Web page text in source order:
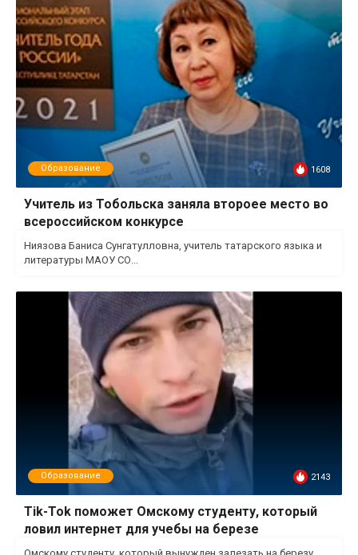
Образование 1608
Учитель из Тобольска заняла второее место во
всероссийском конкурсе
Ниязова Баниса Сунгатулловна, учитель татарского языка и
литературы МАОУ СО...
Образование 2143
Tik-Tok поможет Омскому студенту, который
ловил интернет для учебы на березе